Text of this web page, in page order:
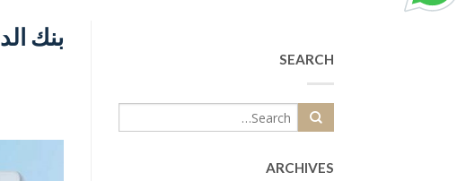
بنك
SEARCH
ARCHIVES